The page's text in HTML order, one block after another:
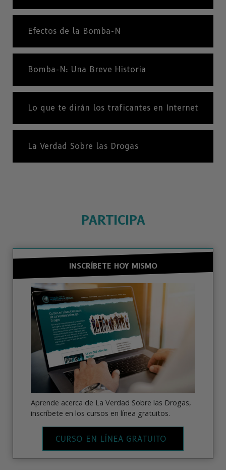
Efectos de la Bomba-N
Bomba-N: Una Breve Historia
Lo que te dirán los traficantes en Internet
La Verdad Sobre las Drogas
PARTICIPA
INSCRÍBETE HOY MISMO
Aprende acerca de La Verdad Sobre las Drogas,
inscríbete en los cursos en línea gratuitos.
CURSO EN LÍNEA GRATUITO